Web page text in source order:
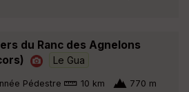
du Ranc des Agnelons
Le Gua
Pédestre 10 km 770 m